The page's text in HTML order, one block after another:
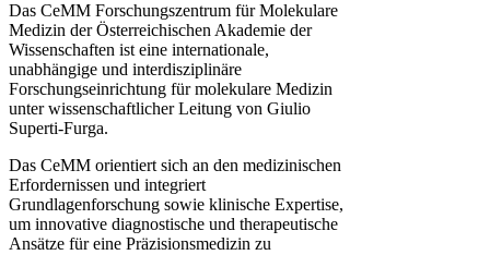
Das CeMM Forschungszentrum für Molekulare
Medizin der Österreichischen Akademie der
Wissenschaften ist eine internationale,
unabhängige und interdisziplinäre
Forschungseinrichtung für molekulare Medizin
unter wissenschaftlicher Leitung von Giulio
Superti-Furga.
Das CeMM orientiert sich an den medizinischen
Erfordernissen und integriert
Grundlagenforschung sowie klinische Expertise,
um innovative diagnostische und therapeutische
Ansätze für eine Präzisionsmedizin zu